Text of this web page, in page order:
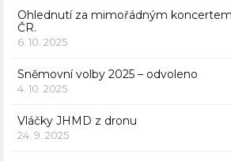
Ohlednutí za mimořádným
ČR.
6. 10. 2025
Sněmovní volby 2025 – odvoleno
4. 10. 2025
Vláčky JHMD z dronu
24. 9. 2025